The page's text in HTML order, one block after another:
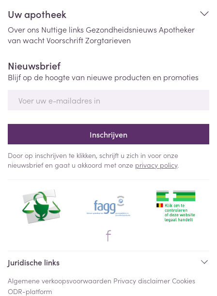
Uw apotheek
Over ons Nuttige links Gezondheidsnieuws Apotheker
van wachtVoorschriftZorgtarieven
Nieuwsbrief
Blijf op de hoogte van nieuwe producten en promoties
Inschrijven
Door op inschrijven te klikken, schrijft u zich in voor onze
nieuwsbrief en gaat u akkoord met onze privacy policy.
Juridische links
Algemene verkoopsvoorwaarden Privacy disclaimer Cookies
ODR-platform